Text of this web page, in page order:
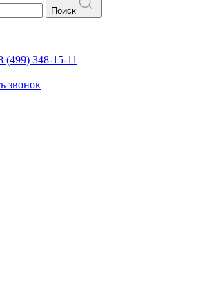
Поиск
(499) 348-15-11
звонок